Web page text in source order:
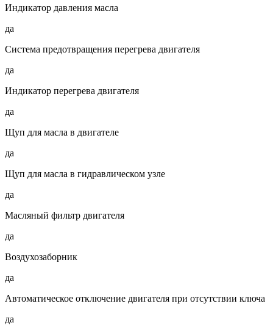
Индикатор давления масла
да
Система предотвращения перегрева двигателя
да
Индикатор перегрева двигателя
да
Щуп для масла в двигателе
да
Щуп для масла в гидравлическом узле
да
Масляный фильтр двигателя
да
Воздухозаборник
да
Автоматическое отключение двигателя при отсутствии ключа
да